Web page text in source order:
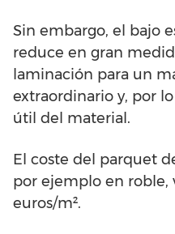
Sin embargo, el bajo
reduce en gran
laminación para un
extraordinario y, por
útil del material.
El coste del parquet
por ejemplo en roble,
euros/m².